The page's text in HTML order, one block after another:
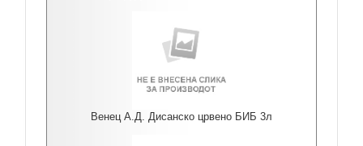
Венец А.Д. Дисанско црвено БИБ 3л